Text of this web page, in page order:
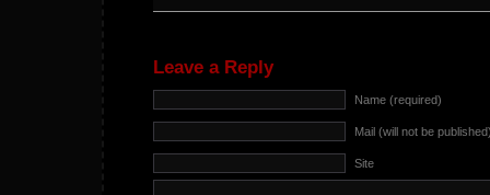
Leave a Reply
Name (required)
Mail (will not be
Site